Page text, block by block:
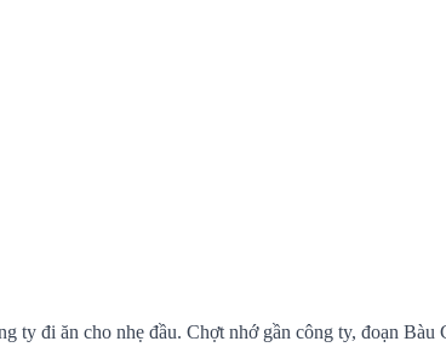
ty đi ăn cho nhẹ đầu. Chợt nhớ gần công ty, đoạn Bàu